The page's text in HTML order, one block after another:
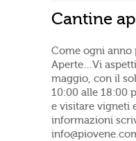
Cantine
Come ogni anno
Aperte…Vi
maggio, con il
10:00 alle 18:00
e visitare
informazioni